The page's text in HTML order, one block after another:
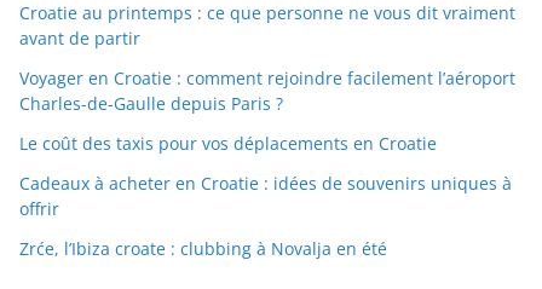
Croatie au printemps : ce que personne ne vous dit vraiment
avant de partir
Voyager en Croatie : comment rejoindre facilement l’aéroport
Charles-de-Gaulle depuis Paris ?
Le coût des taxis pour vos déplacements en Croatie
Cadeaux à acheter en Croatie : idées de souvenirs uniques à
offrir
Zrće, l’Ibiza croate : clubbing à Novalja en été